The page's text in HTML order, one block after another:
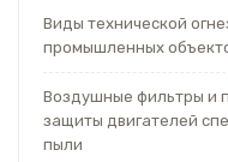
Виды технической
промышленных
Воздушные фильтры и
защиты двигателей
пыли